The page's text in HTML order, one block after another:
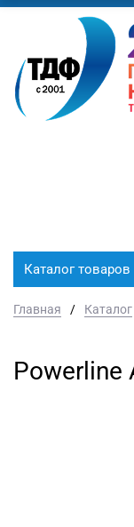
Каталог товаров
Главная / Каталог
Powerline